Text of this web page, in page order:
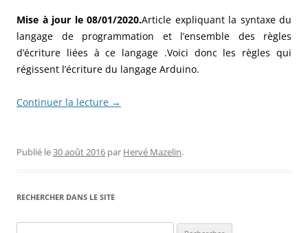
Mise à jour le 08/01/2020.Article expliquant la syntaxe du
langage de programmation et l’ensemble des règles
d’écriture liées à ce langage .Voici donc les règles qui
régissent l’écriture du langage Arduino.
Continuer la lecture →
Publié le30 août 2016 par Hervé Mazelin.
RECHERCHER DANS LE SITE